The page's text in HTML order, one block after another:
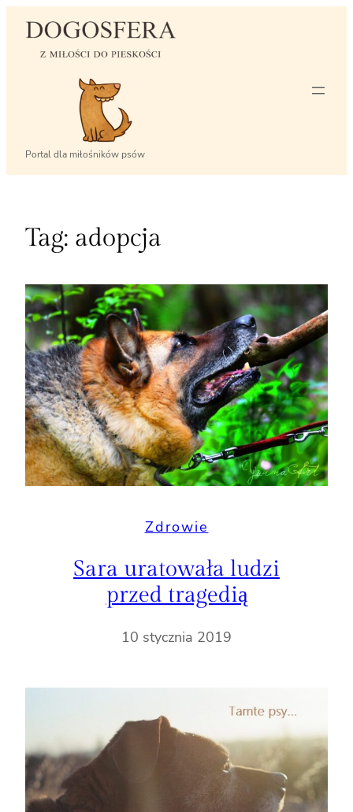
Przejdź
Portal dla miłośników psów
Tag: adopcja
Zdrowie
Sara uratowała ludzi
przed tragedią
10 stycznia 2019